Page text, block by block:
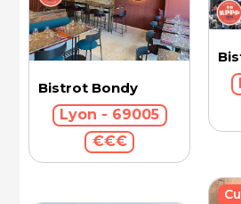
Bistrot Bondy
Lyon - 69005
€€€